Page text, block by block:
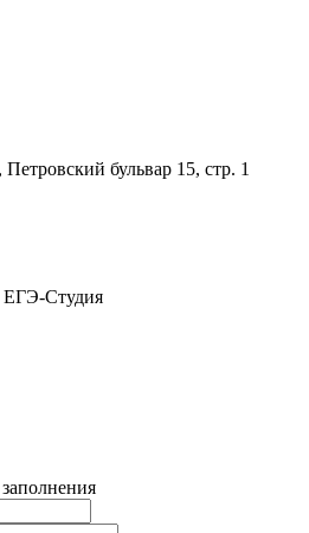
бульвар 15, стр. 1
Студия